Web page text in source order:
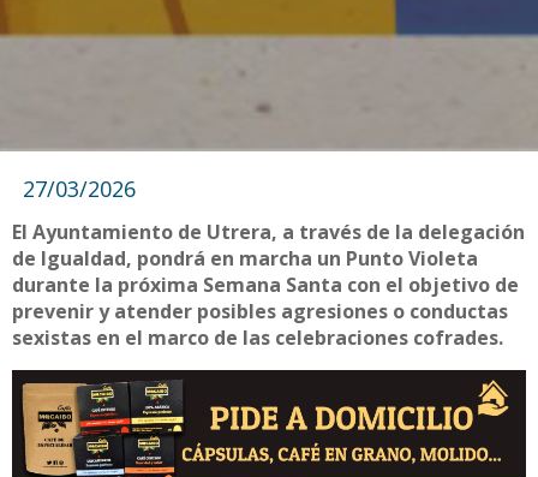
27/03/2026
El Ayuntamiento de Utrera, a través de la delegación
de Igualdad, pondrá en marcha un Punto Violeta
durante la próxima Semana Santa con el objetivo de
prevenir y atender posibles agresiones o conductas
sexistas en el marco de las celebraciones cofrades.